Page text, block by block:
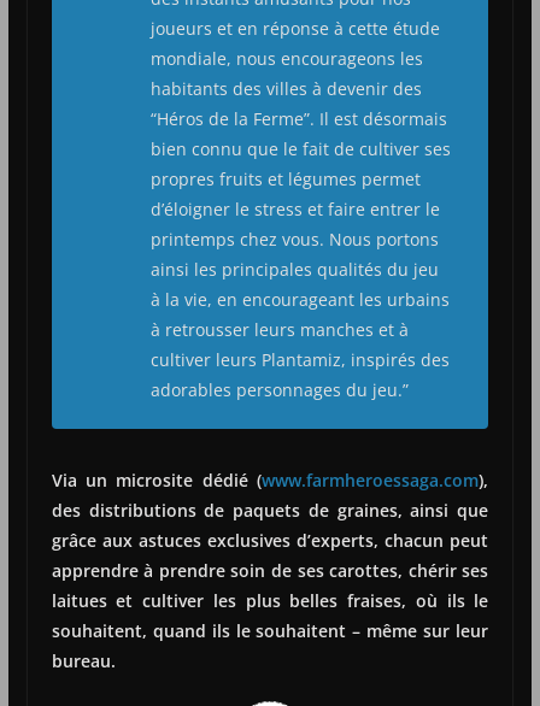
joueurs et en réponse à cette étude
mondiale, nous encourageons les
habitants des villes à devenir des
“Héros de la Ferme”. Il est désormais
bien connu que le fait de cultiver ses
propres fruits et légumes permet
d’éloigner le stress et faire entrer le
printemps chez vous. Nous portons
ainsi les principales qualités du jeu
à la vie, en encourageant les urbains
à retrousser leurs manches et à
cultiver leurs Plantamiz, inspirés des
adorables personnages du jeu.”
Via un microsite dédié (www.farmheroessaga.com),
des distributions de paquets de graines, ainsi que
grâce aux astuces exclusives d’experts, chacun peut
apprendre à prendre soin de ses carottes, chérir ses
laitues et cultiver les plus belles fraises, où ils le
souhaitent, quand ils le souhaitent – même sur leur
bureau.